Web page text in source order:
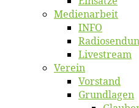
Me­di­en­ar­beit
INFO
Live­stream
Ver­ein
Vor­stand
Grund­la­gen